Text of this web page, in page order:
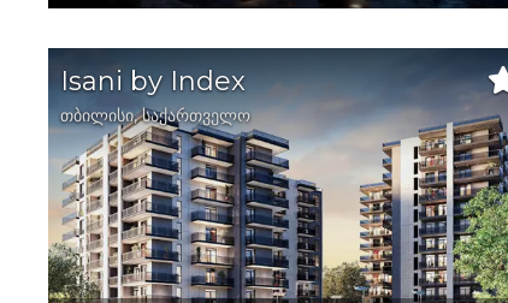
Isani by Index
თბილისი,საქართველო